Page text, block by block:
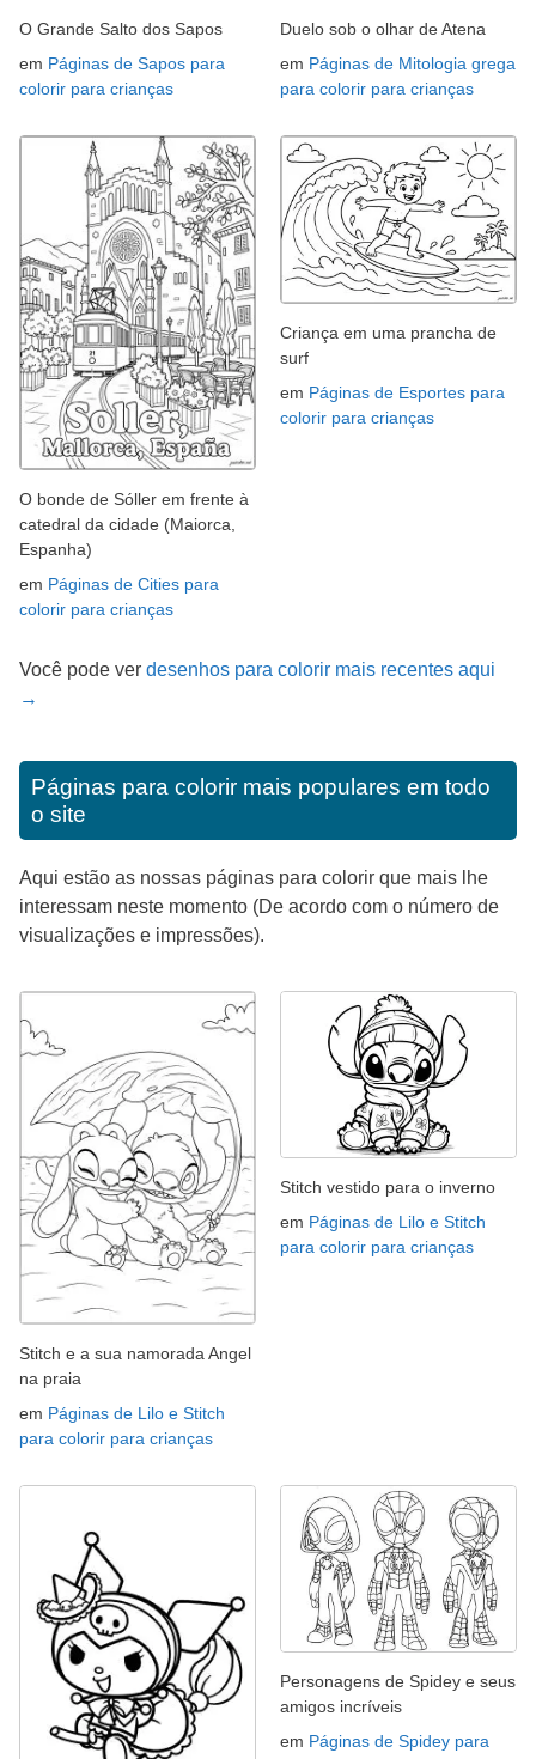
O Grande Salto dos Sapos
em Páginas de Sapos para
colorir para crianças
Duelo sob o olhar de Atena
em Páginas de Mitologia grega
para colorir para crianças
O bonde de Sóller em frente à
catedral da cidade (Maiorca,
Espanha)
em Páginas de Cities para
colorir para crianças
Criança em uma prancha de
surf
em Páginas de Esportes para
colorir para crianças
Você pode ver desenhos para colorir mais recentes aqui
→
Páginas para colorir mais populares em todo
o site
Aqui estão as nossas páginas para colorir que mais lhe
interessam neste momento (De acordo com o número de
visualizações e impressões).
Stitch e a sua namorada Angel
na praia
em Páginas de Lilo e Stitch
para colorir para crianças
Stitch vestido para o inverno
em Páginas de Lilo e Stitch
para colorir para crianças
Personagens de Spidey e seus
amigos incríveis
em Páginas de Spidey para